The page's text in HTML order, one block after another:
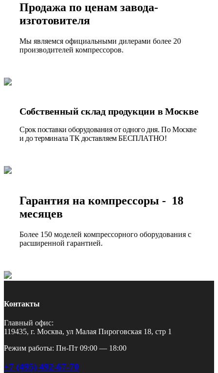
Продажа по ценам завода-
изготовителя
Мы являемся официальными дилерами более 20
производителей компрессоров.
Собственный склад продукции в Москве
Срок поставки оборудования от одного дня. По Москве
и до терминала ТК доставляем БЕСПЛАТНО!
Гарантия на компрессоры - 18
месяцев
Более 150 моделей компрессорного оборудования с
расширенной гарантией.
Контакты
Главный офис:
119435, г. Москва, ул Малая Пироговская 18, стр 1
Режим работы: Пн-Пт 09:00 — 18:00
+7 (495) 492-67-70